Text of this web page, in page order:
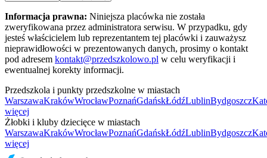
Informacja prawna: Niniejsza placówka nie została
zweryfikowana przez administratora serwisu. W przypadku, gdy
jesteś właścicielem lub reprezentantem tej placówki i zauważysz
nieprawidłowości w prezentowanych danych, prosimy o kontakt
pod adresem kontakt@przedszkolowo.pl w celu weryfikacji i
ewentualnej korekty informacji.
Przedszkola i punkty przedszkolne w miastach
WarszawaKrakówWrocławPoznańGdańskŁódźLublinBydgoszcz
więcej
Żłobki i kluby dziecięce w miastach
WarszawaKrakówWrocławPoznańGdańskŁódźLublinBydgoszcz
więcej